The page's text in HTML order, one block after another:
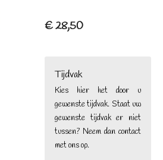
€ 28,50
Tijdvak
Kies hier het door u
gewenste tijdvak. Staat uw
gewenste tijdvak er niet
tussen? Neem dan contact
met ons op.